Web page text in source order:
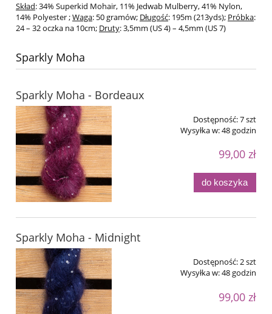
Skład: 34% Superkid Mohair, 11% Jedwab Mulberry, 41% Nylon,
14% Polyester ;Waga: 50 gramów; Długość: 195m (213yds); Próbka:
24 – 32 oczka na 10cm; Druty: 3,5mm (US 4) – 4,5mm (US 7)
Sparkly Moha
Sparkly Moha - Bordeaux
Dostępność:7 szt
Wysyłka w:48 godzin
99,00 zł
do koszyka
Sparkly Moha - Midnight
Dostępność:2 szt
Wysyłka w:48 godzin
99,00 zł